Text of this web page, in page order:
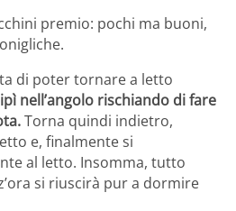
premio: pochi ma buoni,
di poter tornare a letto
nell’angolo rischiando di fare
Torna quindi indietro,
e, finalmente si
al letto. Insomma, tutto
si riuscirà pur a dormire